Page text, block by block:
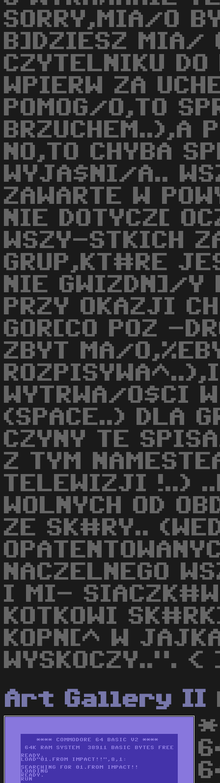
SORRY,MIA/O
B]DZIESZ MIA/
CZYTELNIKU
WPIERW ZA
POMOG/O,TO
BRZUCHEM..),A
NO,TO CHYBA
WYJA$NI/A..
ZAWARTE W
NIE DOTYCZ[
WSZY-STKICH
GRUP,KT#RE
NIE GWIZDN]/Y
PRZY OKAZJI
GOR[CO POZ -
ZBYT MA/
WYTRWA/O$CI
(SPACE..) DLA
CZYNY TE
Z TYM
TELEWIZJI !..)
WOLNYCH OD
ZE SK#RY..
NACZELNEGO
I MI-
KOTKOWI
KOPN[^ W
WYSKOCZY..".
Art Gallery II